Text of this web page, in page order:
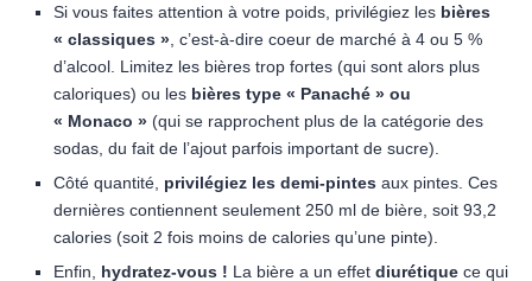
Si vous faites attention à votre poids, privilégiez les bières
« classiques » , c’est-à-dire coeur de marché à 4 ou 5 %
d’alcool. Limitez les bières trop fortes (qui sont alors plus
caloriques) ou les bières type « Panaché » ou
« Monaco » (qui se rapprochent plus de la catégorie des
sodas, du fait de l’ajout parfois important de sucre).
Côté quantité, privilégiez les demi-pintes aux pintes. Ces
dernières contiennent seulement 250 ml de bière, soit 93,2
calories (soit 2 fois moins de calories qu’une pinte).
Enfin,
hydratez-vous ! La bière a un effet diurétique ce qui